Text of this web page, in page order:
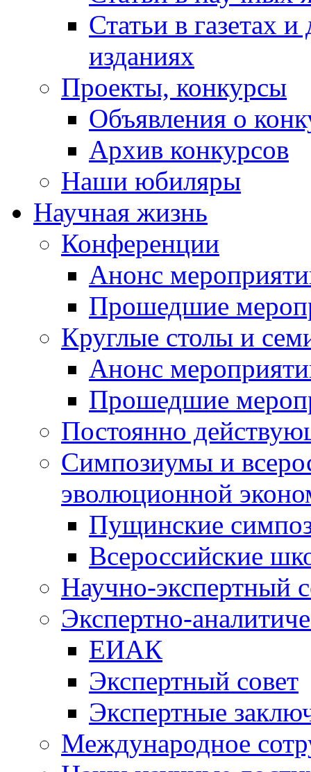
Статьи в газетах
изданиях
Проекты, конкурсы
Объявления о
Архив конкурсов
Наши юбиляры
Научная жизнь
Конференции
Анонс
Прошедшие
Круглые столы и
Анонс
Прошедшие
Постоянно
Симпозиумы и
эволюционной
Пущинские
Всероссийские
Научно-экспертный
Экспертно-
ЕИАК
Экспертный совет
Экспертные
Международное